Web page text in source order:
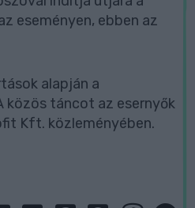
eseményen, ebben az
alapján a
közös táncot az esernyők
Kft. közleményében.